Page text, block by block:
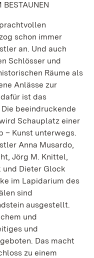
BESTAUNEN
schon immer
an. Und auch
Schlösser und
Räume als
Anlässe zur
ist das
Die beeindruckende
Schauplatz einer
– Kunst unterwegs.
Anna Musardo,
Jörg M. Knittel,
und Dieter Glock
im Lapidarium des
sind
ausgestellt.
und
und
Das macht
zu einem